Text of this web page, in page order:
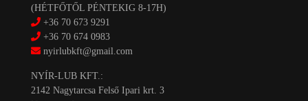
(HÉTFŐTŐL PÉNTEKIG 8-17H)
+36 70 673 9291
+36 70 674 0983
nyirlubkft@gmail.com
NYÍR-LUB KFT.:
2142 Nagytarcsa Felső Ipari krt. 3